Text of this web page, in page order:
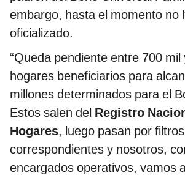
embargo, hasta el momento no
oficializado.
“Queda pendiente entre 700 mil
hogares beneficiarios para
millones determinados para el
Estos salen del Registro
Hogares, luego pasan por
correspondientes y nosotros,
encargados operativos, vamos